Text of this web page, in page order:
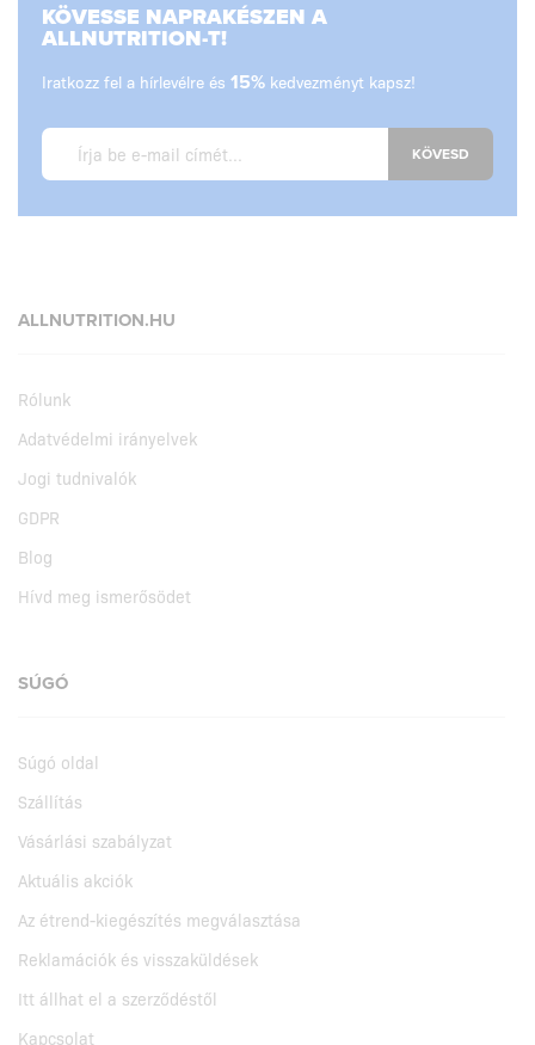
KÖVESSE NAPRAKÉSZEN A
ALLNUTRITION-T!
Iratkozz fel a hírlevélre és 15% kedvezményt kapsz!
KÖVESD
ALLNUTRITION.HU
Rólunk
Adatvédelmi irányelvek
Jogi tudnivalók
GDPR
Blog
Hívd meg ismerősödet
SÚGÓ
Súgó oldal
Szállítás
Vásárlási szabályzat
Aktuális akciók
Az étrend-kiegészítés megválasztása
Reklamációk és visszaküldések
Itt állhat el a szerződéstől
Kapcsolat